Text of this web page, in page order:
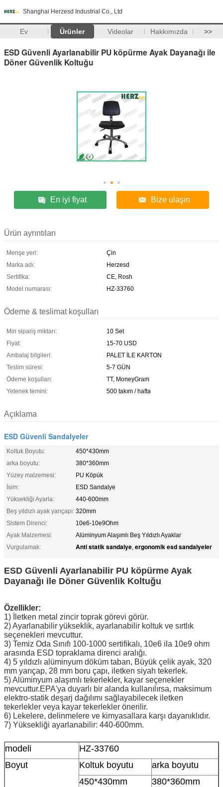
Shanghai Herzesd Industrial Co., Ltd
Ev Ürünler Videolar Hakkımızda >>
ESD Güvenli Ayarlanabilir PU köpürme Ayak Dayanağı ile
Döner Güvenlik Koltuğu
En iyi fiyat Bize ulaşın
Ürün ayrıntıları
Menşe yeri:
Çin
Marka adı:
Herzesd
Sertifika:
CE, Rosh
Model numarası:
HZ-33760
Ödeme & teslimat koşulları
Min sipariş miktarı:
10 Set
Fiyat:
15-70 USD
Ambalaj bilgileri:
PALET İLE KARTON
Teslim süresi:
5-7 GÜN
Ödeme koşulları:
TT, MoneyGram
Yetenek temini:
500 takım / hafta
Açıklama
ESD Güvenli Sandalyeler
Koltuk Boyutu:
450*430mm
arka boyutu:
380*360mm
Yüzey malzemesi:
PU Köpük
İsim:
ESD Sandalye
Yüksekliği Ayarla:
440-600mm
Beş yıldızlı ayak yarıçapı: 320mm
Sistem Direnci:
10e6-10e9Ohm
Ayak Malzemesi:
Alüminyum Alaşımlı Beş Yıldızlı Ayaklar
Vurgulamak:
Anti statik sandalye, ergonomik esd sandalyeler
ESD Güvenli Ayarlanabilir PU köpürme Ayak
Dayanağı ile Döner Güvenlik Koltuğu
Özellikler:
1) İletken metal zincir toprak görevi görür.
2) Ayarlanabilir yükseklik, ayarlanabilir koltuk ve sırtlık
seçenekleri mevcuttur.
3) Temiz Oda Sınıfı 100-1000 sertifikalı, 10e6 ila 10e9 ohm
arasında ESD topraklama direnci aralığı.
4) 5 yıldızlı alüminyum döküm taban, Büyük çelik ayak, 320
mm yarıçap, 28 mm boru çapı, iletken siyah tekerlek.
5) Alüminyum alaşımlı tekerlekler, kayar seçenekler
mevcuttur.EPA'ya duyarlı bir alanda kullanılırsa, maksimum
elektro-statik deşarj dağılımı sağlayabilecek iletken
tekerlekler veya kayar tekerlekler önerilir.
6) Lekelere, delinmelere ve kimyasallara karşı dayanıklıdır.
7) Yüksekliği ayarlanabilir: 440-600mm.
modeli
HZ-33760
Boyut
Koltuk boyutu
arka boyutu
450*430mm
380*360mm